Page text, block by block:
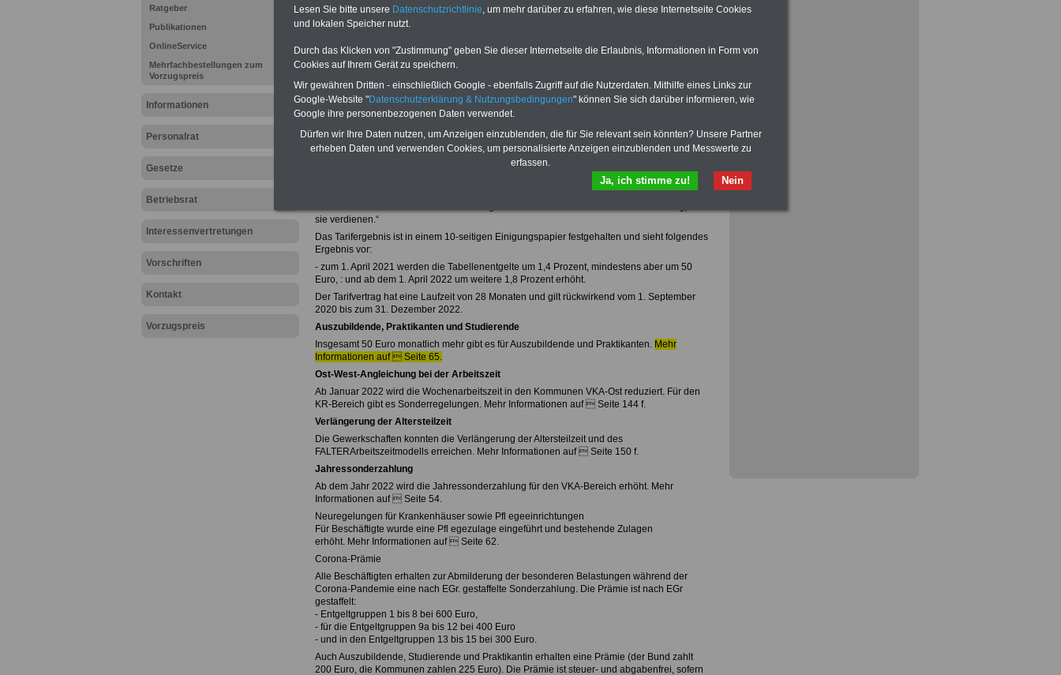
Ratgeber
Publikationen
OnlineService
Mehrfachbestellungen zum
Vorzugspreis
Informationen
Personalrat
Gesetze
Betriebsrat
Interessenvertretungen
Vorschriften
Kontakt
Vorzugspreis
Beihilferecht in Bund und Ländern, Beamtenversorgungs-recht in Bund und Ländern,
Nebentätig-keitsrecht für Beamte und Arbeitnehmer). Daneben bieten wir
>>>hier zur Anmeldung
Hier den schufafreien Kredit der Sigma Kreditbank beantragen!
Tarifeinigung bei Bund und Kommunen (TVöD)
Der Bund und die Vereinigung der kommunalen Arbeitgeberverbände (VKA) haben sich in
der Tarifrunde 2020 mit den Gewerkschaften für die rund 2,3 Millionen Beschäftigten im
öffentlichen Dienst auf ein Ergebnis verständigt. Der Verhandlungsführer des Bundes, Horst
Seehofer fasst sein Statement wie folgt zusammen: „Wir haben hart und lange miteinander
verhandelt, aber es hat sich gelohnt. Auf den öffentlichen Dienst ist Verlass. Das hat sich
sie verdienen.“
Das Tarifergebnis ist in einem 10-seitigen Einigungspapier festgehalten und sieht folgendes
Ergebnis vor:
- zum 1. April 2021 werden die Tabellenentgelte um 1,4 Prozent, mindestens aber um 50
Euro, : und ab dem 1. April 2022 um weitere 1,8 Prozent erhöht.
Der Tarifvertrag hat eine Laufzeit von 28 Monaten und gilt rückwirkend vom 1. September
2020 bis zum 31. Dezember 2022.
Auszubildende, Praktikanten und Studierende
Insgesamt 50 Euro monatlich mehr gibt es für Auszubildende und Praktikanten. Mehr
Informationen auf  Seite 65.
Ost-West-Angleichung bei der Arbeitszeit
Ab Januar 2022 wird die Wochenarbeitszeit in den Kommunen VKA-Ost reduziert. Für den
KR-Bereich gibt es Sonderregelungen. Mehr Informationen auf  Seite 144 f.
Verlängerung der Altersteilzeit
Die Gewerkschaften konnten die Verlängerung der Altersteilzeit und des
FALTERArbeitszeitmodells erreichen. Mehr Informationen auf  Seite 150 f.
Jahressonderzahlung
Ab dem Jahr 2022 wird die Jahressonderzahlung für den VKA-Bereich erhöht. Mehr
Informationen auf  Seite 54.
Neuregelungen für Krankenhäuser sowie Pfl egeeinrichtungen
Für Beschäftigte wurde eine Pfl egezulage eingeführt und bestehende Zulagen
erhöht. Mehr Informationen auf  Seite 62.
Corona-Prämie
Alle Beschäftigten erhalten zur Abmilderung der besonderen Belastungen während der
Corona-Pandemie eine nach EGr. gestaffelte Sonderzahlung. Die Prämie ist nach EGr
gestaffelt:
- Entgeltgruppen 1 bis 8 bei 600 Euro,
- für die Entgeltgruppen 9a bis 12 bei 400 Euro
- und in den Entgeltgruppen 13 bis 15 bei 300 Euro.
Auch Auszubildende, Studierende und Praktikantin erhalten eine Prämie (der Bund zahlt
200 Euro, die Kommunen zahlen 225 Euro). Die Prämie ist steuer- und abgabenfrei, sofern
>>>
Lesen Sie bitte unsere Datenschutzrichtlinie, um mehr darüber zu erfahren, wie diese Internetseite Cookies
und lokalen Speicher nutzt.
Durch das Klicken von "Zustimmung" geben Sie dieser Internetseite die Erlaubnis, Informationen in Form von
Cookies auf Ihrem Gerät zu speichern.
Wir gewähren Dritten - einschließlich Google - ebenfalls Zugriff auf die Nutzerdaten. Mithilfe eines Links zur
Google-Website "Datenschutzerklärung & Nutzungsbedingungen" können Sie sich darüber informieren, wie
Google ihre personenbezogenen Daten verwendet.
Dürfen wir Ihre Daten nutzen, um Anzeigen einzublenden, die für Sie relevant sein könnten? Unsere Partner
erheben Daten und verwenden Cookies, um personalisierte Anzeigen einzublenden und Messwerte zu
erfassen.
Nein
Ja, ich stimme zu!